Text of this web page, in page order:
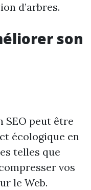
d’arbres.
son
SEO peut être
écologique en
telles que
vos
le Web.